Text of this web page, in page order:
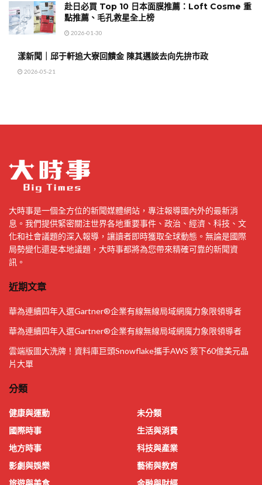
赴日必買 Top 10 日本面膜推薦：Loft Cosme 重
點推薦、毛孔救星全上榜
2026-01-30
漾新聞｜邱于軒追大寮回饋金 陳其邁談去向先拚市政
2026-05-21
大時事是一個全方位的新聞媒體網站，專注報導國內外的最新消
息。我們提供緊密關注世界各地重要事件、政治、經濟、科技、文
化和社會議題的深入報導，讓讀者即時獲取全球動態。無論是國際
局勢變化還是本地議題，大時事都將為您帶來精確可靠的新聞資
訊。
近期文章
華為連續四年入選Gartner®企業有線無線局域網魔力象限領導者
華為連續四年入選Gartner®企業有線無線局域網魔力象限領導者
雲端版圖大洗牌！資料庫巨頭Snowflake攜手AWS 簽下60億美元晶
片大單
分類
健康與運動
國際時事
地方時事
影劇與娛樂
旅遊與美食
未分類
生活與消費
科技與產業
藝術與教育
金融與財經